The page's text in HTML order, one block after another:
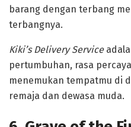
barang dengan terbang
terbangnya.
Kiki’s Delivery Service
pertumbuhan, rasa
menemukan tempatmu di
remaja dan dewasa muda.